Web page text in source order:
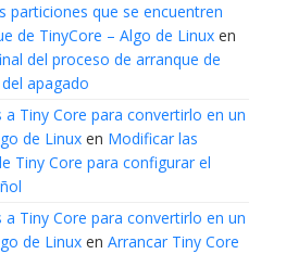
particiones que se encuentren
de TinyCore – Algo de Linuxen
del proceso de arranque de
apagado
Tiny Core para convertirlo en un
de Linuxen Modificar las
Tiny Core para configurar el
Tiny Core para convertirlo en un
de Linuxen Arrancar Tiny Core